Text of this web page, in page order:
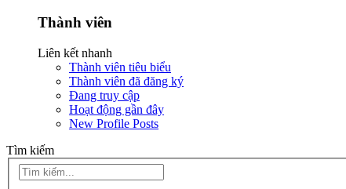
Thành viên
Liên kết nhanh
Thành viên tiêu biểu
Thành viên đã đăng ký
Đang truy cập
Hoạt động gần đây
New Profile Posts
Tìm kiếm